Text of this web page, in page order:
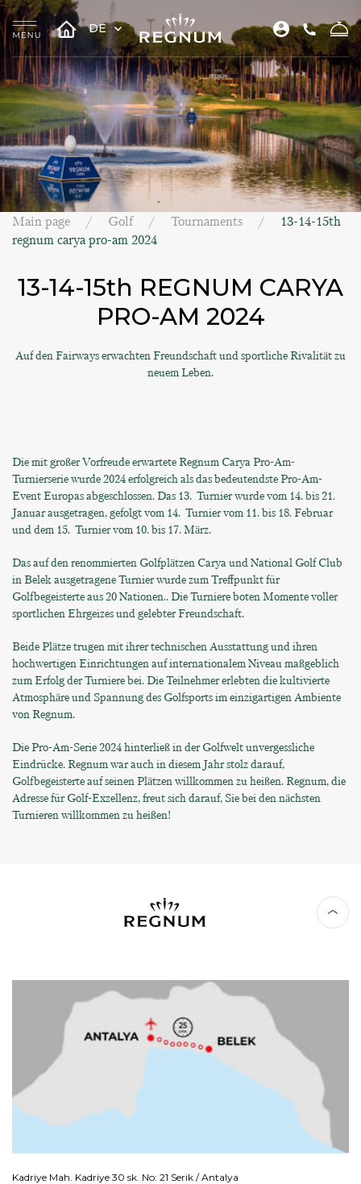
DE
Main page Golf Tournaments
13-14-15th
regnum carya pro-am 2024
13-14-15th REGNUM CARYA
PRO-AM 2024
Auf den Fairways erwachten Freundschaft und sportliche Rivalität zu
neuem Leben.
Die mit großer Vorfreude erwartete Regnum Carya Pro-Am-
Turnierserie wurde 2024 erfolgreich als das bedeutendste Pro-Am-
Event Europas abgeschlossen. Das 13. Turnier wurde vom 14. bis 21.
Januar ausgetragen, gefolgt vom 14. Turnier vom 11. bis 18. Februar
und dem 15. Turnier vom 10. bis 17. März.
Das auf den renommierten Golfplätzen Carya und National Golf Club
in Belek ausgetragene Turnier wurde zum Treffpunkt für
Golfbegeisterte aus 20 Nationen.. Die Turniere boten Momente voller
sportlichen Ehrgeizes und gelebter Freundschaft.
Beide Plätze trugen mit ihrer technischen Ausstattung und ihren
hochwertigen Einrichtungen auf internationalem Niveau maßgeblich
zum Erfolg der Turniere bei. Die Teilnehmer erlebten die kultivierte
Atmosphäre und Spannung des Golfsports im einzigartigen Ambiente
von Regnum.
Die Pro-Am-Serie 2024 hinterließ in der Golfwelt unvergessliche
Eindrücke. Regnum war auch in diesem Jahr stolz darauf,
Golfbegeisterte auf seinen Plätzen willkommen zu heißen. Regnum, die
Adresse für Golf-Exzellenz, freut sich darauf, Sie bei den nächsten
Turnieren willkommen zu heißen!
Kadriye Mah. Kadriye 30 sk. No: 21 Serik / Antalya